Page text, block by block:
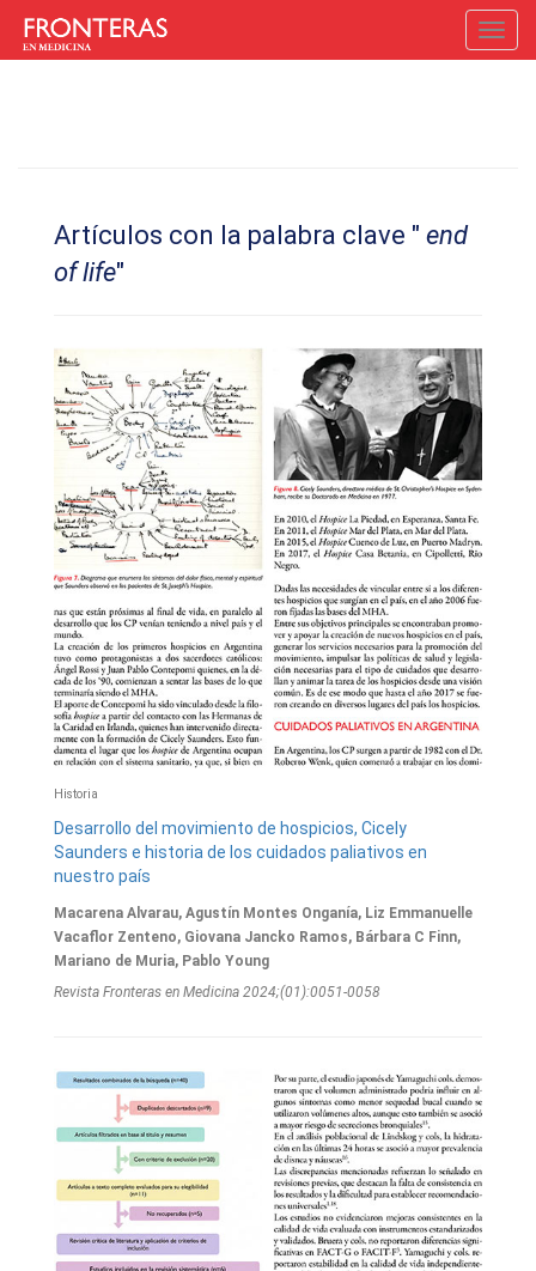
Artículos con la palabra clave " end
of life"
Historia
Desarrollo del movimiento de hospicios, Cicely
Saunders e historia de los cuidados paliativos en
nuestro país
Macarena Alvarau, Agustín Montes Onganía, Liz Emmanuelle
Vacaflor Zenteno, Giovana Jancko Ramos, Bárbara C Finn,
Mariano de Muria, Pablo Young
Revista Fronteras en Medicina 2024;(01):0051-0058